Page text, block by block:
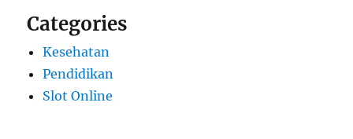
Categories
Kesehatan
Pendidikan
Slot Online